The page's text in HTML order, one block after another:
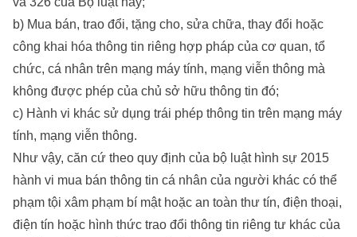
b) Mua bán, trao đổi, tặng cho, sửa chữa, thay đổi hoặc
công khai hóa thông tin riêng hợp pháp của cơ quan, tổ
chức, cá nhân trên mạng máy tính, mạng viễn thông mà
không được phép của chủ sở hữu thông tin đó;
c) Hành vi khác sử dụng trái phép thông tin trên mạng máy
tính, mạng viễn thông.
Như vậy, căn cứ theo quy định của bộ luật hình sự 2015
hành vi mua bán thông tin cá nhân của người khác có thể
phạm tội xâm phạm bí mật hoặc an toàn thư tín, điện thoại,
điện tín hoặc hình thức trao đổi thông tin riêng tư khác của